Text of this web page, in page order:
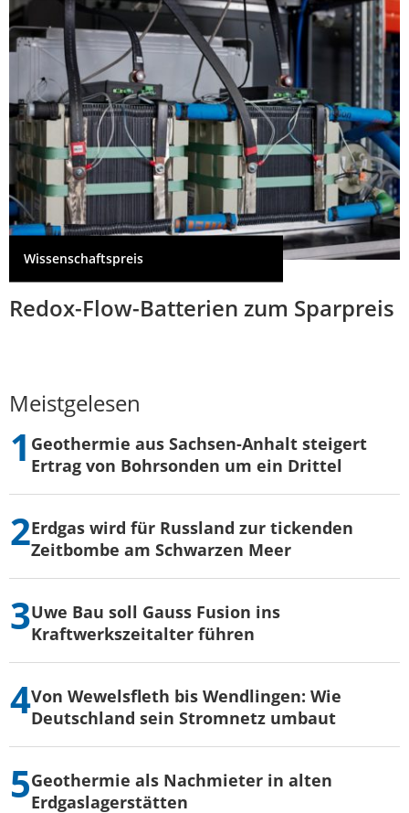
Wissenschaftspreis
Redox-Flow-Batterien zum Sparpreis
Meistgelesen
Geothermie aus Sachsen-Anhalt steigert
Ertrag von Bohrsonden um ein Drittel
Erdgas wird für Russland zur tickenden
Zeitbombe am Schwarzen Meer
Uwe Bau soll Gauss Fusion ins
Kraftwerkszeitalter führen
Von Wewelsfleth bis Wendlingen: Wie
Deutschland sein Stromnetz umbaut
Geothermie als Nachmieter in alten
Erdgaslagerstätten